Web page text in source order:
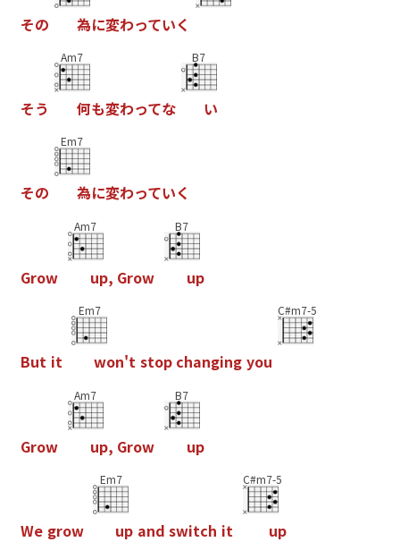
その 為に変わっていく
そう
Am7
何も変わってな
B7
い
その
Em7
為に変わっていく
Grow
Am7
up, Grow
B7
up
But it
Em7
won't stop changing you
C#m7-5
Grow
Am7
up, Grow
B7
up
We grow
Em7
up and switch it
C#m7-5
up